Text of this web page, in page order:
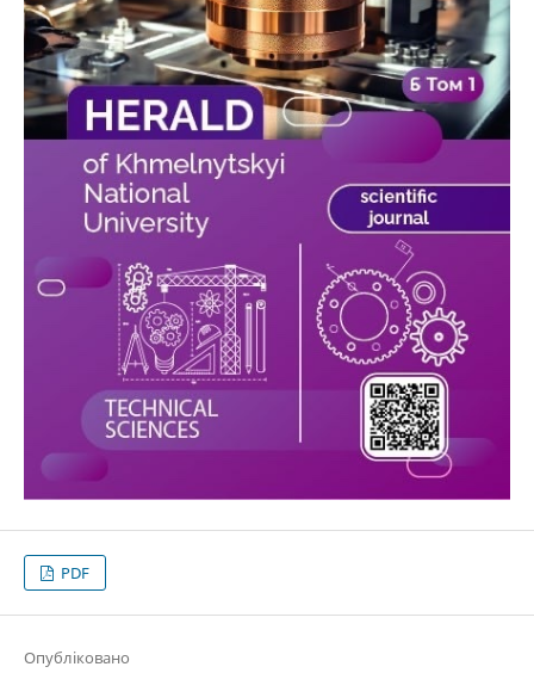
PDF
Опубліковано